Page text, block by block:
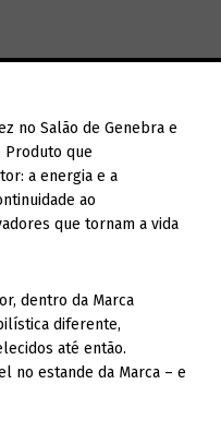
no Salão de Genebra e
Produto que
a energia e a
ao
que tornam a vida
dentro da Marca
diferente,
até então.
no estande da Marca ­– e